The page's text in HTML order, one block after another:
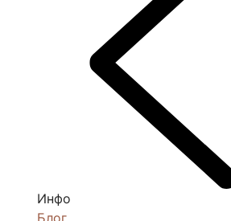
Инфо
Блог